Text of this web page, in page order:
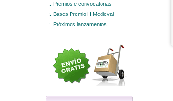
:.
Premios e convocatorias
:.
Bases Premio H Medieval
:.
Próximos lanzamentos